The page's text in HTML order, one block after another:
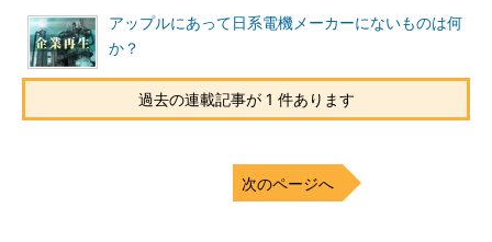
アップルにあって日系電機メーカーにないものは何
か？
過去の連載記事が 1 件あります
次のページへ